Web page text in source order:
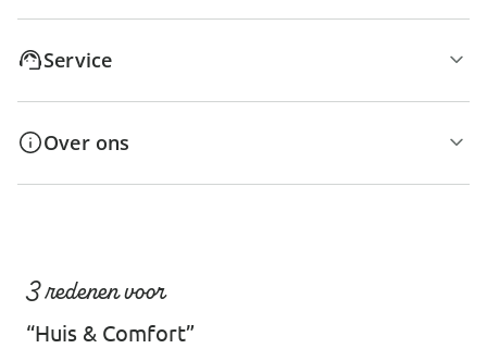
Service
Over ons
3 redenen voor
“Huis & Comfort”